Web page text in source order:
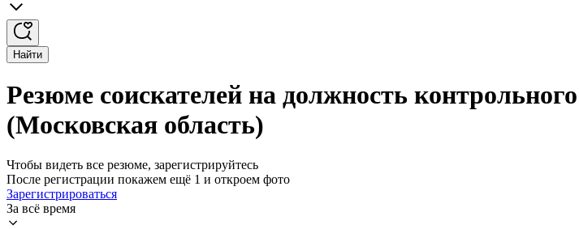
Найти
Резюме соискателей на должность
(Московская область)
Чтобы видеть все резюме, зарегистрируйтесь
После регистрации покажем ещё 1 и откроем фото
Зарегистрироваться
За всё время